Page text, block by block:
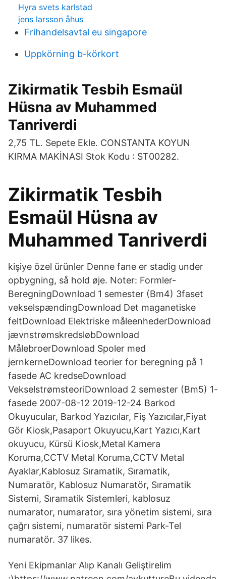
Hyra svets karlstad
jens larsson åhus
Frihandelsavtal eu singapore
Uppkörning b-körkort
Zikirmatik Tesbih Esmaül
Hüsna av Muhammed
Tanriverdi
2,75 TL. Sepete Ekle. CONSTANTA KOYUN
KIRMA MAKİNASI Stok Kodu : ST00282.
Zikirmatik Tesbih
Esmaül Hüsna av
Muhammed Tanriverdi
kişiye özel ürünler Denne fane er stadig under
opbygning, så hold øje. Noter: Formler-
BeregningDownload 1 semester (Bm4) 3faset
vekselspændingDownload Det maganetiske
feltDownload Elektriske måleenhederDownload
jævnstrømskredsløbDownload
MålebroerDownload Spoler med
jernkerneDownload teorier for beregning på 1
fasede AC kredseDownload
VekselstrømsteoriDownload 2 semester (Bm5) 1-
fasede 2007-08-12 2019-12-24 Barkod
Okuyucular, Barkod Yazıcılar, Fiş Yazıcılar,Fiyat
Gör Kiosk,Pasaport Okuyucu,Kart Yazıcı,Kart
okuyucu, Kürsü Kiosk,Metal Kamera
Koruma,CCTV Metal Koruma,CCTV Metal
Ayaklar,Kablosuz Sıramatik, Sıramatik,
Numaratör, Kablosuz Numaratör, Sıramatik
Sistemi, Sıramatik Sistemleri, kablosuz
numarator, numarator, sıra yönetim sistemi, sıra
çağrı sistemi, numaratör sistemi Park-Tel
numaratör. 37 likes.
Yeni Ekipmanlar Alıp Kanalı Geliştirelim